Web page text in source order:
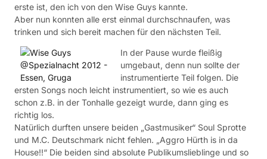
erste ist, den ich von den Wise Guys kannte.
Aber nun konnten alle erst einmal durchschnaufen, was
trinken und sich bereit machen für den nächsten Teil.
In der Pause wurde fleißig
umgebaut, denn nun sollte der
instrumentierte Teil folgen. Die
ersten Songs noch leicht instrumentiert, so wie es auch
schon z.B. in der Tonhalle gezeigt wurde, dann ging es
richtig los.
Natürlich durften unsere beiden „Gastmusiker“ Soul Sprotte
und M.C. Deutschmark nicht fehlen. „Aggro Hürth is in da
House!!“ Die beiden sind absolute Publikumslieblinge und so